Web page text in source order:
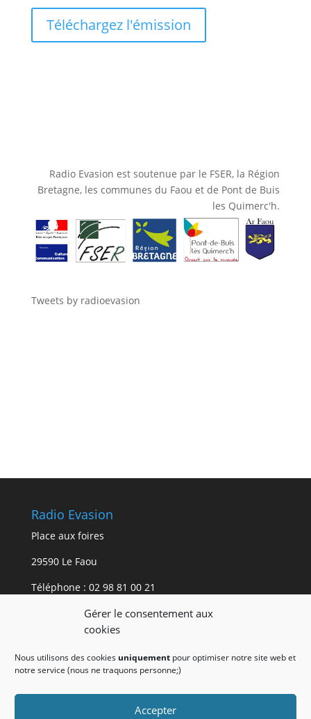
Gérer le consentement aux
cookies
Nous utilisons des cookies uniquement pour optimiser notre site web et
notre service (nous ne traquons personne;)
Accepter
Téléchargez l'émission
Radio Evasion est soutenue par le FSER, la Région
Bretagne, les communes du Faou et de Pont de Buis
les Quimerc'h.
Tweets by radioevasion
Radio Evasion
Place aux foires
29590 Le Faou
Téléphone : 02 98 81 00 21
Mentions légales.
Les mentions légales du site internet de Radio
Evasion sont accessibles ici.